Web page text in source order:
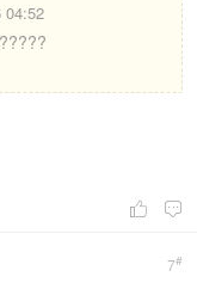
04:52
 
7#